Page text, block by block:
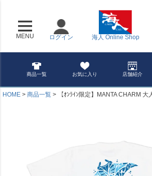
MENU 海人 Online Shop
ログイン
商品一覧 お気に入り 店舗紹介
HOME 商品一覧 【ｵﾝﾗｲﾝ限定】MANTA CHARM 大